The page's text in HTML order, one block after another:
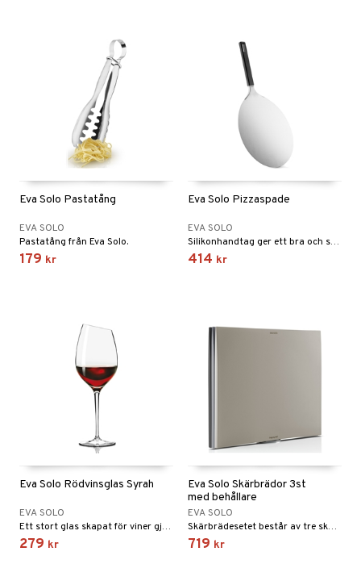
Eva Solo Pastatång
EVA SOLO
Pastatång från Eva Solo.
179 kr
Eva Solo Pizzaspade
EVA SOLO
Silikonhandtag ger ett bra och säkert grepp. Handtaget håller sig kallt under användning.
414 kr
Eva Solo Rödvinsglas Syrah
EVA SOLO
Ett stort glas skapat för viner gjorda på syrah och zinfandel och för kraftiga blandningar som amarone och vinerna från Priorat.
279 kr
Eva Solo Skärbrädor 3st
med behållare
EVA SOLO
Skärbrädesetet består av tre skärbrädor i varsin färg och en platsbesparande hållare.
719 kr